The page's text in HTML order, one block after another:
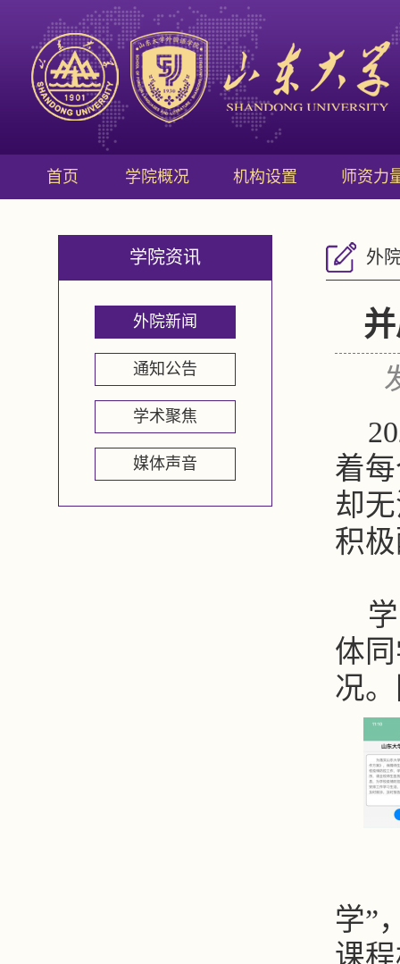
首页 学院概况 机构设置 师资力
学院资讯
外院新闻
通知公告
学术聚焦
媒体声音
外
着
却
积
体
况
学”
课